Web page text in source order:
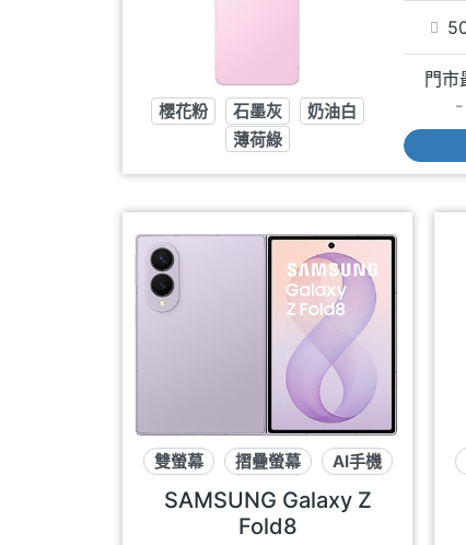
櫻花粉 石墨灰
奶油白
薄荷綠
門市
-
雙螢幕 摺疊螢幕 AI手機
SAMSUNG Galaxy Z
Fold8